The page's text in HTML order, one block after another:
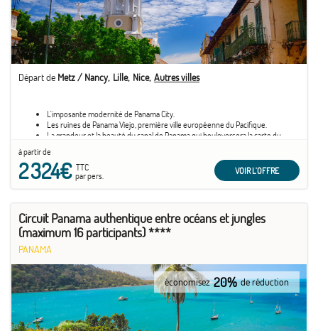
Départ de Metz / Nancy Lille Nice Autres villes
L'imposante modernité de Panama City.
Les ruines de Panama Viejo, première ville européenne du Pacifique.
La grandeur et la beauté du canal de Panama qui bouleversera la carte du
Rencontre avec la communauté des Emberas.
Découvrir les plaisirs balnéaires au bord d'une plage de sable fin.
à partir de
2 324€TTC
par pers.
VOIR L'OFFRE
Circuit Panama authentique entre océans et jungles
(maximum 16 participants) ****
PANAMA
économisez 20% de réduction